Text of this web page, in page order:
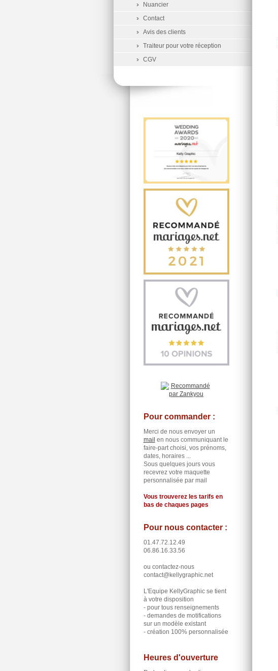
Nuancier
Contact
Avis des clients
Traiteur pour votre réception
CGV
Pour commander :
Merci de nous envoyer un
mail en nous communiquant le
faire-part choisi, vos prénoms,
dates, horaires ...
Sous quelques jours vous
recevrez votre maquette
personnalisée par mail
Vous trouverez les tarifs en
bas de chaques pages
Pour nous contacter :
01.47.72.12.49
06.86.16.33.56
ou contactez-nous
contact@kellygraphic.net
L'Equipe KellyGraphic se tient
à votre disposition
- pour tous renseignements
- demandes de motifications
sur un modèle existant
- création 100% personnalisée
Heures d'ouverture